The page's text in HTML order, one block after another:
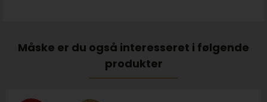
Måske er du også interesseret i følgende
produkter